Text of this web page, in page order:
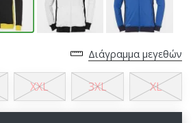
Διάγραμμα μεγεθών
XXL 3XL XL